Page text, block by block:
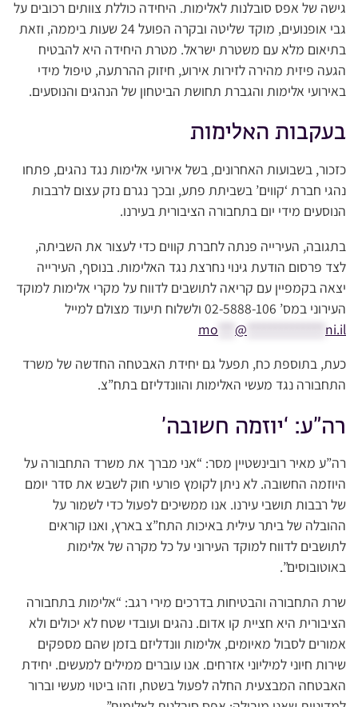
גישה של אפס סובלנות לאלימות. היחידה כוללת צוותים רכובים על
גבי אופנועים, מוקד שליטה ובקרה הפועל 24 שעות ביממה, וזאת
בתיאום מלא עם משטרת ישראל. מטרת היחידה היא להבטיח
הגעה פיזית מהירה לזירות אירוע, חיזוק ההרתעה, טיפול מידי
באירועי אלימות והגברת תחושת הביטחון של הנהגים והנוסעים.
בעקבות האלימות
כזכור, בשבועות האחרונים, בשל אירועי אלימות נגד נהגים, פתחו
נהגי חברת ‘קווים’ בשביתת פתע, ובכך נגרם נזק עצום לרבבות
הנוסעים מידי יום בתחבורה הציבורית בעירנו.
בתגובה, העירייה פנתה לחברת קווים כדי לעצור את השביתה,
לצד פרסום הודעת גינוי נחרצת נגד האלימות. בנוסף, העירייה
יצאה בקמפיין עם קריאה לתושבים לדווח על מקרי אלימות למוקד
העירוני במס’ 02-5888-106 ולשלוח תיעוד מצולם למייל
mo
@
ni.il
כעת, בתוספת כח, תפעל גם יחידת האבטחה החדשה של משרד
התחבורה נגד מעשי האלימות והוונדליזם בתח”צ.
רה”ע: ‘יוזמה חשובה’
רה”ע מאיר רובינשטיין מסר: “אני מברך את משרד התחבורה על
היוזמה החשובה. לא ניתן לקומץ פורעי חוק לשבש את סדר יומם
של רבבות תושבי עירנו. אנו ממשיכים לפעול כדי לשמור על
ההובלה של ביתר עילית באיכות התח”צ בארץ, ואנו קוראים
לתושבים לדווח למוקד העירוני על כל מקרה של אלימות
באוטובוסים”.
שרת התחבורה והבטיחות בדרכים מירי רגב: “אלימות בתחבורה
הציבורית היא חציית קו אדום. נהגים ועובדי שטח לא יכולים ולא
אמורים לסבול מאיומים, אלימות וונדליזם בזמן שהם מספקים
שירות חיוני למיליוני אזרחים. אנו עוברים ממילים למעשים. יחידת
האבטחה המבצעית החלה לפעול בשטח, וזהו ביטוי מעשי וברור